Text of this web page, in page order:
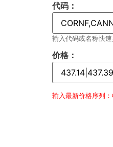
代码：
输入代码或名称快
价格：
输入最新价格序列